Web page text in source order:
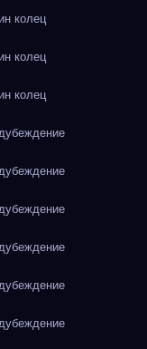
колец
колец
колец